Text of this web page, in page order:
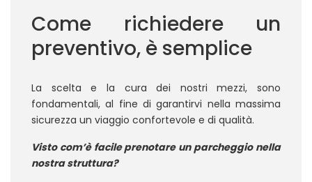
Come richiedere un
preventivo, è semplice
La scelta e la cura dei nostri mezzi, sono
fondamentali, al fine di garantirvi nella massima
sicurezza un viaggio confortevole e di qualità.
Visto com’è facile prenotare un parcheggio nella
nostra struttura?